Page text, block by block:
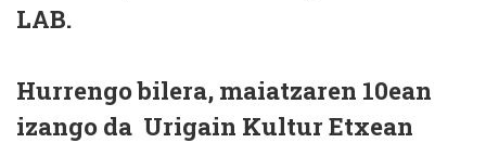
LAB.
Hurrengo bilera, maiatzaren 10ean
izango da Urigain Kultur Etxean